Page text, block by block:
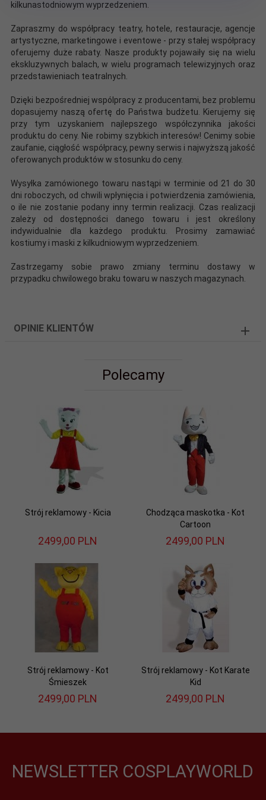
kilkunastodniowym wyprzedzeniem.
Zapraszmy do współpracy teatry, hotele, restauracje, agencje
artystyczne, marketingowe i eventowe - przy stałej współpracy
oferujemy duże rabaty. Nasze produkty pojawaiły się na wielu
ekskluzywnych balach, w wielu programach telewizyjnych oraz
przedstawieniach teatralnych.
Dzięki bezpośredniej wspólpracy z producentami, bez problemu
dopasujemy naszą ofertę do Państwa budżetu. Kierujemy się
przy tym uzyskaniem najlepszego współczynnika jakości
produktu do ceny. Nie robimy szybkich interesów! Cenimy sobie
zaufanie, ciągłość współpracy, pewny serwis i najwyższą jakość
oferowanych produktów w stosunku do ceny.
Wysyłka zamówionego towaru nastąpi w terminie od 21 do 30
dni roboczych, od chwili wpłynięcia i potwierdzenia zamówienia,
o ile nie zostanie podany inny termin realizacji. Czas realizacji
zależy od dostępności danego towaru i jest określony
indywidualnie dla każdego produktu. Prosimy zamawiać
kostiumy i maski z kilkudniowym wyprzedzeniem.
Zastrzegamy sobie prawo zmiany terminu dostawy w
przypadku chwilowego braku towaru w naszych magazynach.
OPINIE KLIENTÓW
Polecamy
Strój reklamowy - Kicia
2499,00 PLN
Chodząca maskotka - Kot
Cartoon
2499,00 PLN
Strój reklamowy - Kot
Śmieszek
2499,00 PLN
Strój reklamowy - Kot Karate
Kid
2499,00 PLN
NEWSLETTER COSPLAYWORLD